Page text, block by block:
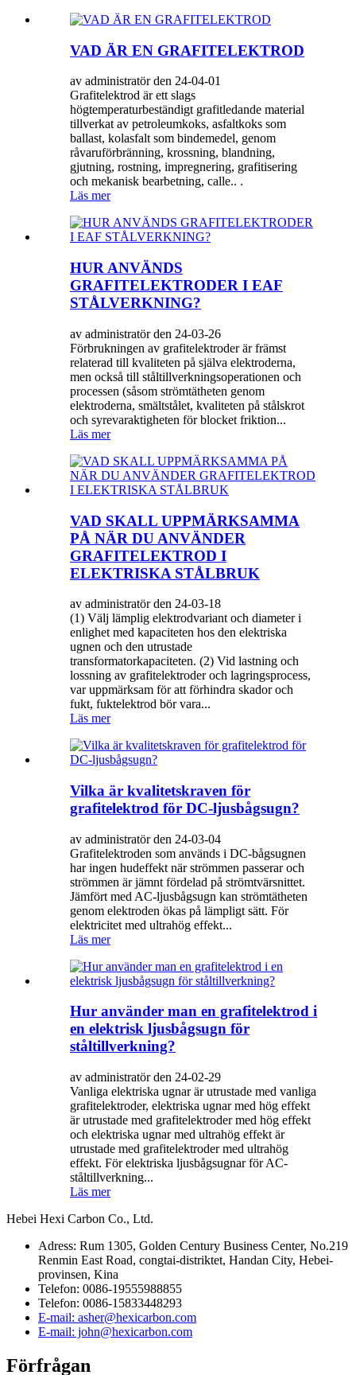
VAD ÄR EN GRAFITELEKTROD
av administratör den 24-04-01
Grafitelektrod är ett slags
högtemperaturbeständigt grafitledande material
tillverkat av petroleumkoks, asfaltkoks som
ballast, kolasfalt som bindemedel, genom
råvaruförbränning, krossning, blandning,
gjutning, rostning, impregnering, grafitisering
och mekanisk bearbetning, calle.. .
Läs mer
HUR ANVÄNDS
GRAFITELEKTRODER I EAF
STÅLVERKNING?
av administratör den 24-03-26
Förbrukningen av grafitelektroder är främst
relaterad till kvaliteten på själva elektroderna,
men också till ståltillverkningsoperationen och
processen (såsom strömtätheten genom
elektroderna, smältstålet, kvaliteten på stålskrot
och syrevaraktigheten för blocket friktion...
Läs mer
VAD SKALL UPPMÄRKSAMMA
PÅ NÄR DU ANVÄNDER
GRAFITELEKTROD I
ELEKTRISKA STÅLBRUK
av administratör den 24-03-18
(1) Välj lämplig elektrodvariant och diameter i
enlighet med kapaciteten hos den elektriska
ugnen och den utrustade
transformatorkapaciteten. (2) Vid lastning och
lossning av grafitelektroder och lagringsprocess,
var uppmärksam för att förhindra skador och
fukt, fuktelektrod bör vara...
Läs mer
Vilka är kvalitetskraven för
grafitelektrod för DC-ljusbågsugn?
av administratör den 24-03-04
Grafitelektroden som används i DC-bågsugnen
har ingen hudeffekt när strömmen passerar och
strömmen är jämnt fördelad på strömtvärsnittet.
Jämfört med AC-ljusbågsugn kan strömtätheten
genom elektroden ökas på lämpligt sätt. För
elektricitet med ultrahög effekt...
Läs mer
Hur använder man en grafitelektrod i
en elektrisk ljusbågsugn för
ståltillverkning?
av administratör den 24-02-29
Vanliga elektriska ugnar är utrustade med vanliga
grafitelektroder, elektriska ugnar med hög effekt
är utrustade med grafitelektroder med hög effekt
och elektriska ugnar med ultrahög effekt är
utrustade med grafitelektroder med ultrahög
effekt. För elektriska ljusbågsugnar för AC-
ståltillverkning...
Läs mer
Hebei Hexi Carbon Co., Ltd.
Adress: Rum 1305, Golden Century Business Center, No.219
Renmin East Road, congtai-distriktet, Handan City, Hebei-
provinsen, Kina
Telefon: 0086-19555988855
Telefon: 0086-15833448293
E-mail: asher@hexicarbon.com
E-mail: john@hexicarbon.com
Förfrågan